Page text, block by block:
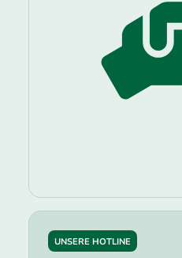
UNSERE HOTLINE